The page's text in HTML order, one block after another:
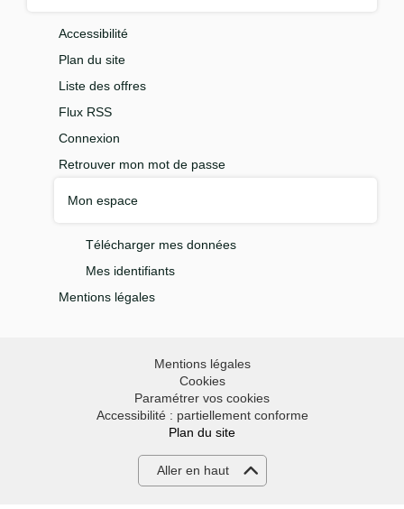
Accessibilité
Plan du site
Liste des offres
Flux RSS
Connexion
Retrouver mon mot de passe
Mon espace
Télécharger mes données
Mes identifiants
Mentions légales
Mentions légales
Cookies
Paramétrer vos cookies
Accessibilité : partiellement conforme
Plan du site
Aller en haut